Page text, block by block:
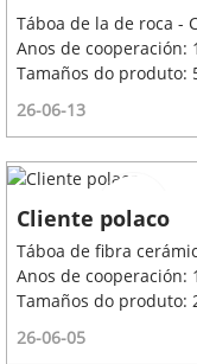
Táboa de la de roca -
Anos de cooperación:
Tamaños do produto:
26-06-13
Cliente polaco
Táboa de fibra
Anos de cooperación:
Tamaños do produto:
26-06-05